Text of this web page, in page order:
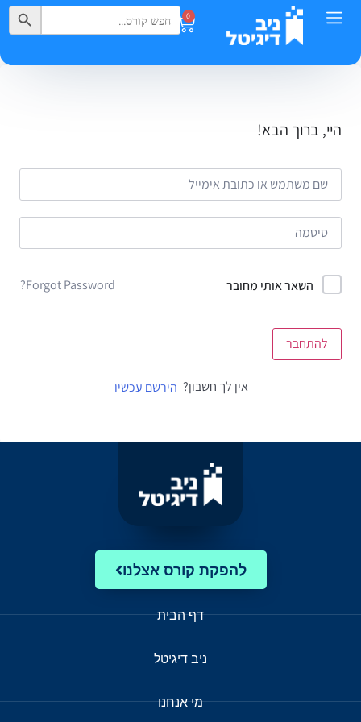
0
Search
for:
Search Button
היי, ברוך הבא!
השאר אותי מחובר Forgot Password?
להתחבר
אין לך חשבון? הירשם עכשיו
להפקת קורס אצלנו
דף הבית
ניב דיגיטל
מי אנחנו